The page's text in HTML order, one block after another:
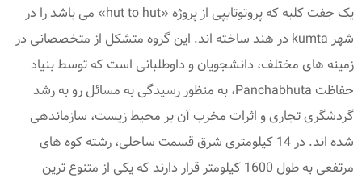
یک جفت کلبه که پروتوتایپی از پروژه «hut to hut» می باشد را در
شهر kumta در هند ساخته اند. این گروه متشکل از متخصصانی در
زمینه های مختلف، دانشجویان و داوطلبانی است که توسط بنیاد
حفاظت Panchabhuta، به منظور رسیدگی به مسائل رو به رشد
گردشگری تجاری و اثرات مخرب آن بر محیط زیست، سازماندهی
شده اند. در 14 کیلومتری شرق قسمت ساحلی، رشته کوه های
مرتفعی به طول 1600 کیلومتر قرار دارند که یکی از متنوع ترین